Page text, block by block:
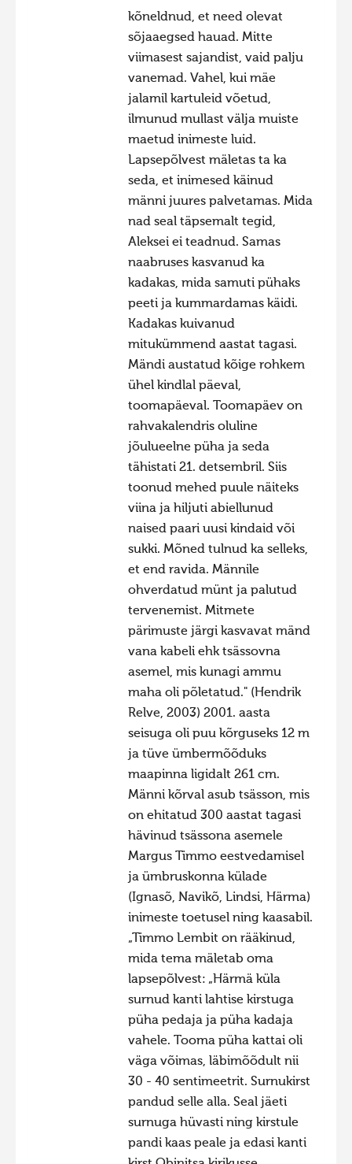
kõneldnud, et need olevat
sõjaaegsed hauad. Mitte
viimasest sajandist, vaid palju
vanemad. Vahel, kui mäe
jalamil kartuleid võetud,
ilmunud mullast välja muiste
maetud inimeste luid.
Lapsepõlvest mäletas ta ka
seda, et inimesed käinud
männi juures palvetamas. Mida
nad seal täpsemalt tegid,
Aleksei ei teadnud. Samas
naabruses kasvanud ka
kadakas, mida samuti pühaks
peeti ja kummardamas käidi.
Kadakas kuivanud
mitukümmend aastat tagasi.
Mändi austatud kõige rohkem
ühel kindlal päeval,
toomapäeval. Toomapäev on
rahvakalendris oluline
jõulueelne püha ja seda
tähistati 21. detsembril. Siis
toonud mehed puule näiteks
viina ja hiljuti abiellunud
naised paari uusi kindaid või
sukki. Mõned tulnud ka selleks,
et end ravida. Männile
ohverdatud münt ja palutud
tervenemist. Mitmete
pärimuste järgi kasvavat mänd
vana kabeli ehk tsässovna
asemel, mis kunagi ammu
maha oli põletatud." (Hendrik
Relve, 2003) 2001. aasta
seisuga oli puu kõrguseks 12 m
ja tüve ümbermõõduks
maapinna ligidalt 261 cm.
Männi kõrval asub tsässon, mis
on ehitatud 300 aastat tagasi
hävinud tsässona asemele
Margus Timmo eestvedamisel
ja ümbruskonna külade
(Ignasõ, Navikõ, Lindsi, Härma)
inimeste toetusel ning kaasabil.
„Timmo Lembit on rääkinud,
mida tema mäletab oma
lapsepõlvest: „Härmä küla
surnud kanti lahtise kirstuga
püha pedaja ja püha kadaja
vahele. Tooma püha kattai oli
väga võimas, läbimõõdult nii
30 - 40 sentimeetrit. Surnukirst
pandud selle alla. Seal jäeti
surnuga hüvasti ning kirstule
pandi kaas peale ja edasi kanti